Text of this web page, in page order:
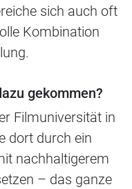
sich auch oft
Kombination
gekommen?
Filmuniversität in
dort durch ein
nachhaltigerem
– das ganze